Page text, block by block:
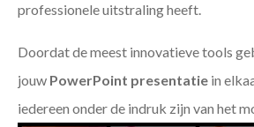
professionele uitstraling heeft.
Doordat de meest innovatieve tools
jouw PowerPoint presentatie in
iedereen onder de indruk zijn van het